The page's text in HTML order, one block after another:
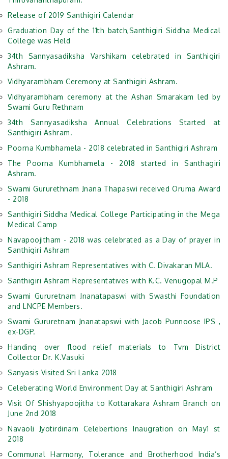
Release of 2019 Santhigiri Calendar
Graduation Day of the 11th batch,Santhigiri Siddha Medical
College was Held
34th Sannyasadiksha Varshikam celebrated in Santhigiri
Ashram.
Vidhyarambham Ceremony at Santhigiri Ashram.
Vidhyarambham ceremony at the Ashan Smarakam led by
Swami Guru Rethnam
34th Sannyasadiksha Annual Celebrations Started at
Santhigiri Ashram.
Poorna Kumbhamela - 2018 celebrated in Santhigiri Ashram
The Poorna Kumbhamela - 2018 started in Santhagiri
Ashram.
Swami Gururethnam Jnana Thapaswi received Oruma Award
- 2018
Santhigiri Siddha Medical College Participating in the Mega
Medical Camp
Navapoojitham - 2018 was celebrated as a Day of prayer in
Santhigiri Ashram
Santhigiri Ashram Representatives with C. Divakaran MLA.
Santhigiri Ashram Representatives with K.C. Venugopal M.P
Swami Gururetnam Jnanatapaswi with Swasthi Foundation
and LNCPE Members.
Swami Gururetnam Jnanatapswi with Jacob Punnoose IPS ,
ex-DGP.
Handing over flood relief materials to Tvm District
Collector Dr. K.Vasuki
Sanyasis Visited Sri Lanka 2018
Celeberating World Environment Day at Santhigiri Ashram
Visit Of Shishyapoojitha to Kottarakara Ashram Branch on
June 2nd 2018
Navaoli Jyotirdinam Celebertions Inaugration on May1 st
2018
Communal Harmony, Tolerance and Brotherhood India’s